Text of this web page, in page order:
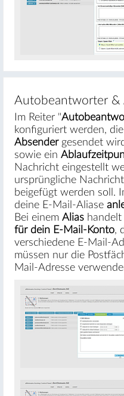
Autobeantworter &
Im Reiter "
konfiguriert werden, die
Absendergesendet
sowie ein
Nachricht eingestellt
ursprüngliche
beigefügt werden soll.
deine E-Mail-Aliase
Bei einem Aliashandelt
für dein E-Mail-Konto,
verschiedene E-Mail-
müssen nur die
Mail-Adresse